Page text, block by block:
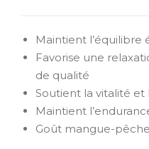
Maintient l’équilibre
Favorise une
de qualité
Soutient la vitalité
Maintient
Goût mangue-